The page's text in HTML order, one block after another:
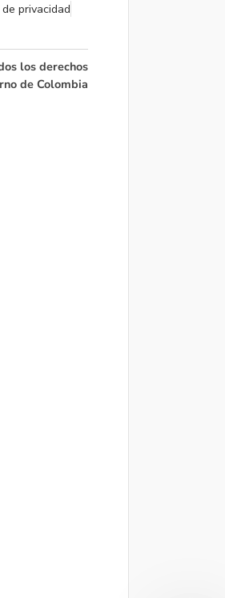
privacidad
los derechos
de Colombia